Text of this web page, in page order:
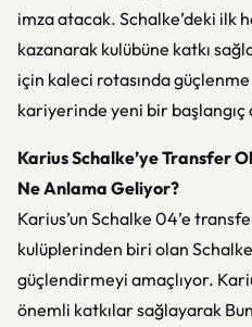
imza atacak. Schalke’deki ilk
kazanarak kulübüne katkı
için kaleci rotasında
kariyerinde yeni bir başlangıç
Karius Schalke’ye Transfer
Ne Anlama Geliyor?
Karius’un Schalke 04’e
kulüplerinden biri olan
güçlendirmeyi amaçlıyor.
önemli katkılar sağlayarak